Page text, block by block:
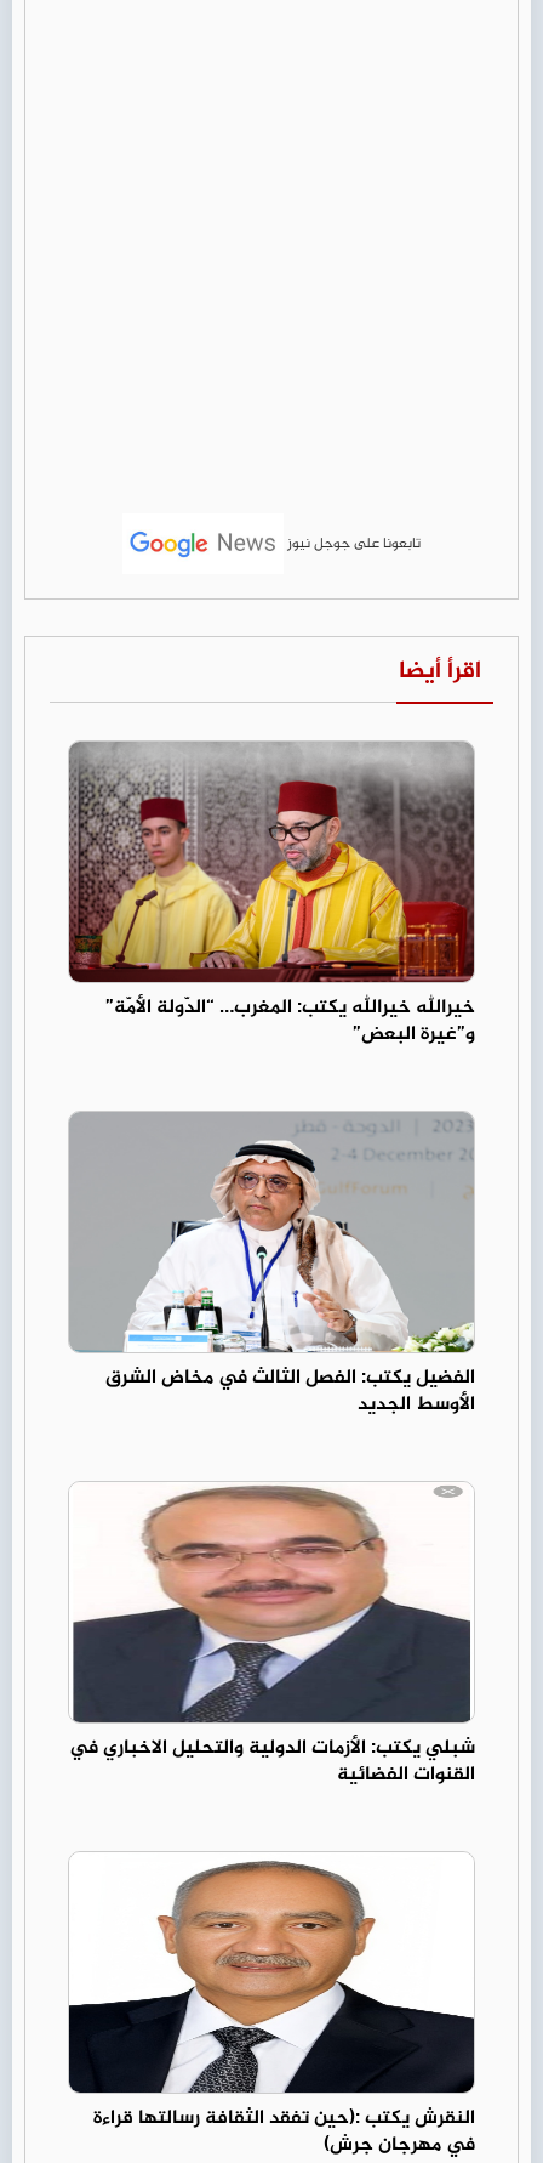
تابعونا على جوجل نيوز
اقرأ أيضا
خيرالله خيرالله يكتب: المغرب… “الدّولة الأمّة”
و”غيرة البعض”
الفضيل يكتب: الفصل الثالث في مخاض الشرق
الأوسط الجديد
شبلي يكتب: الأزمات الدولية والتحليل الاخباري في
القنوات الفضائية
النقرش يكتب :(حين تفقد الثقافة رسالتها قراءة
في مهرجان جرش)